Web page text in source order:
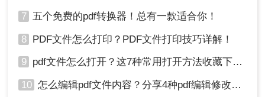
7 五个免费的pdf转换器！总有一款适合你！
8 PDF文件怎么打印？PDF文件打印技巧详解！
9 pdf文件怎么打开？这7种常用打开方法收藏下来！
10 怎么编辑pdf文件内容？分享4种pdf编辑修改方法！